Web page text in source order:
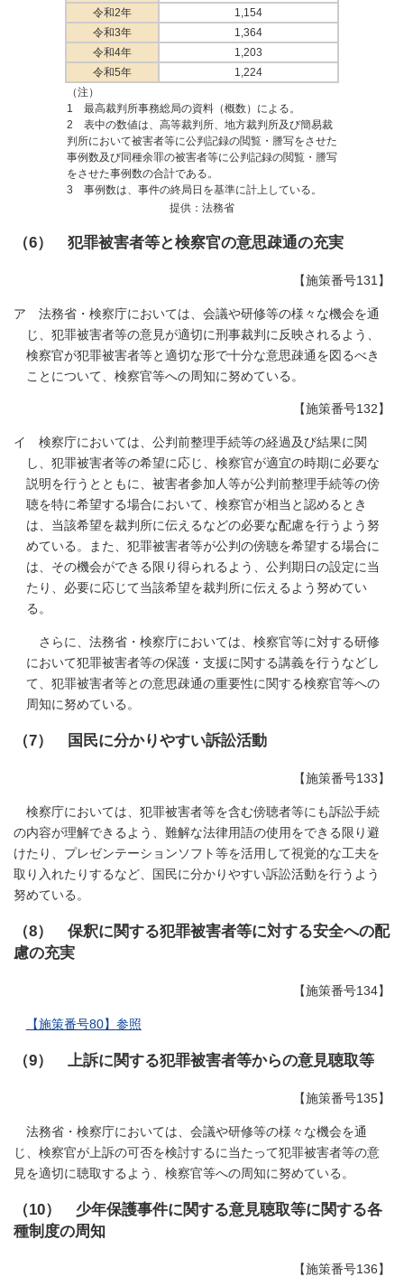
令和2年
1,154
令和3年
1,364
令和4年
1,203
令和5年
1,224
（注）
1 最高裁判所事務総局の資料（概数）による。
2 表中の数値は、高等裁判所、地方裁判所及び簡易裁
判所において被害者等に公判記録の閲覧・謄写をさせた
事例数及び同種余罪の被害者等に公判記録の閲覧・謄写
をさせた事例数の合計である。
3 事例数は、事件の終局日を基準に計上している。
提供：法務省
（6） 犯罪被害者等と検察官の意思疎通の充実
【施策番号131】
ア 法務省・検察庁においては、会議や研修等の様々な機会を通
じ、犯罪被害者等の意見が適切に刑事裁判に反映されるよう、
検察官が犯罪被害者等と適切な形で十分な意思疎通を図るべき
ことについて、検察官等への周知に努めている。
【施策番号132】
イ 検察庁においては、公判前整理手続等の経過及び結果に関
し、犯罪被害者等の希望に応じ、検察官が適宜の時期に必要な
説明を行うとともに、被害者参加人等が公判前整理手続等の傍
聴を特に希望する場合において、検察官が相当と認めるとき
は、当該希望を裁判所に伝えるなどの必要な配慮を行うよう努
めている。また、犯罪被害者等が公判の傍聴を希望する場合に
は、その機会ができる限り得られるよう、公判期日の設定に当
たり、必要に応じて当該希望を裁判所に伝えるよう努めてい
る。
さらに、法務省・検察庁においては、検察官等に対する研修
において犯罪被害者等の保護・支援に関する講義を行うなどし
て、犯罪被害者等との意思疎通の重要性に関する検察官等への
周知に努めている。
（7） 国民に分かりやすい訴訟活動
【施策番号133】
検察庁においては、犯罪被害者等を含む傍聴者等にも訴訟手続
の内容が理解できるよう、難解な法律用語の使用をできる限り避
けたり、プレゼンテーションソフト等を活用して視覚的な工夫を
取り入れたりするなど、国民に分かりやすい訴訟活動を行うよう
努めている。
（8） 保釈に関する犯罪被害者等に対する安全への配
慮の充実
【施策番号134】
【施策番号80】参照
（9） 上訴に関する犯罪被害者等からの意見聴取等
【施策番号135】
法務省・検察庁においては、会議や研修等の様々な機会を通
じ、検察官が上訴の可否を検討するに当たって犯罪被害者等の意
見を適切に聴取するよう、検察官等への周知に努めている。
（10） 少年保護事件に関する意見聴取等に関する各
種制度の周知
【施策番号136】